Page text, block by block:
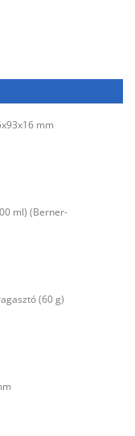
mm
ml) (Berner-
(60 g)